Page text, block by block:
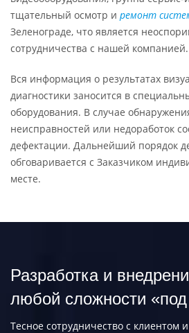
тщательный осмотр и ремонт
Зеленограде, что является
сотрудничества с нашей компанией.
Вся информация о результатах
диагностики заносится в
оборудования. В случае
неисправностей или недоработок
дефектации. Дальнейший порядок
обговаривается с Заказчиком
месте.
Разработка и
любой сложности
Тесное сотрудничество с клиентом